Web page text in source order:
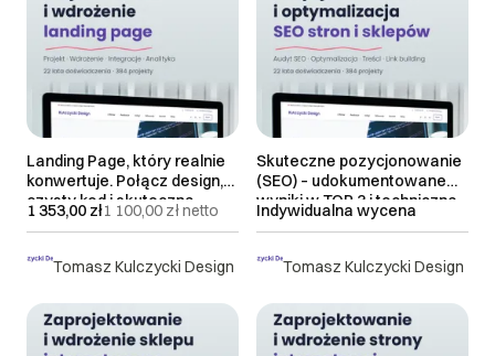
Tomasz Kulczycki Design
Landing Page, który realnie
konwertuje. Połącz design,
czysty kod i skuteczną
sprzedaż
1 353,00 zł1 100,00 złnetto
Tomasz Kulczycki Design
Skuteczne pozycjonowanie
(SEO) – udokumentowane
wyniki w TOP 3 i techniczna
optymalizacja
Indywidualna wycena